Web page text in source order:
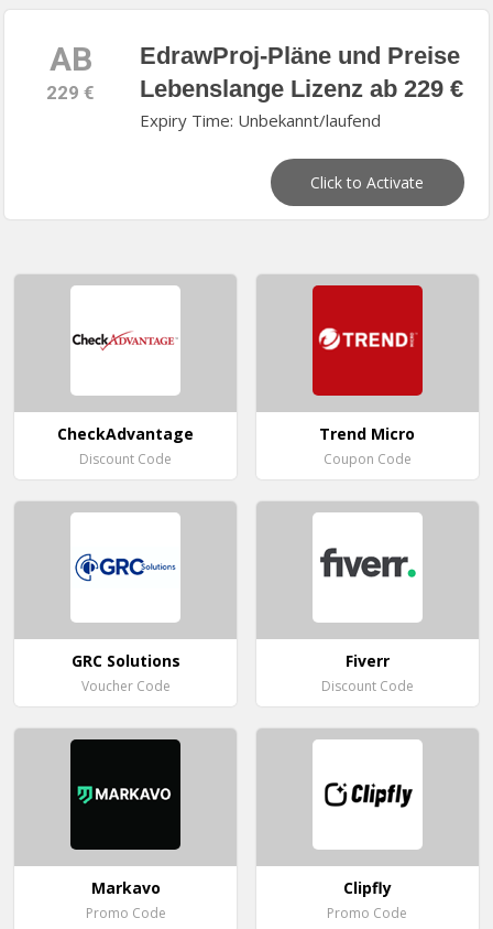
AB
229 €
EdrawProj-Pläne und Preise
Lebenslange Lizenz ab 229 €
Expiry Time: Unbekannt/laufend
Click to Activate
CheckAdvantage
Discount Code
Trend Micro
Coupon Code
GRC Solutions
Voucher Code
Fiverr
Discount Code
Markavo
Promo Code
Clipfly
Promo Code